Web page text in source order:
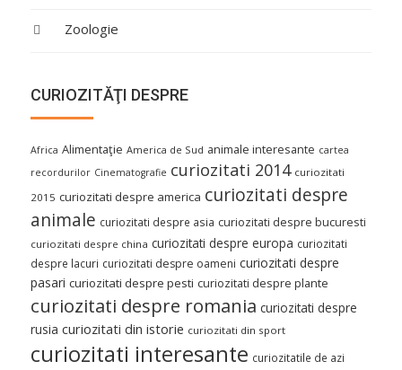
Zoologie
CURIOZITĂŢI DESPRE
Africa Alimentaţie America de Sud animale interesante cartea
recordurilor Cinematografie curiozitati 2014 curiozitati
2015 curiozitati despre america curiozitati despre
animale curiozitati despre asia curiozitati despre bucuresti
curiozitati despre china curiozitati despre europa curiozitati
despre lacuri curiozitati despre oameni curiozitati despre
pasari curiozitati despre pesti curiozitati despre plante
curiozitati despre romania curiozitati despre
rusia curiozitati din istorie curiozitati din sport
curiozitati interesante curiozitatile de azi